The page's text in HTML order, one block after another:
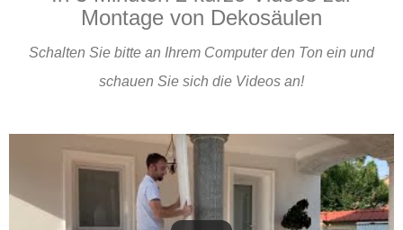
Montage von Dekosäulen
Schalten Sie bitte an Ihrem Computer den Ton ein und
schauen Sie sich die Videos an!